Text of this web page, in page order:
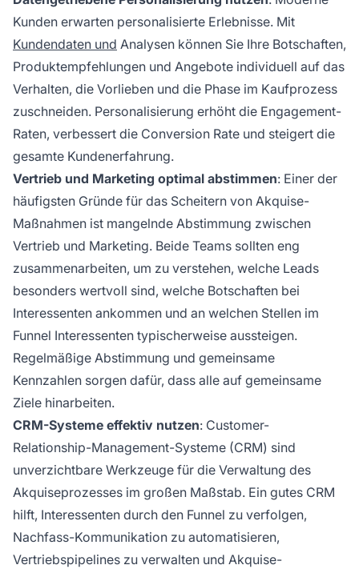
Kunden erwarten personalisierte Erlebnisse. Mit
Kundendaten und Analysen können Sie Ihre Botschaften,
Produktempfehlungen und Angebote individuell auf das
Verhalten, die Vorlieben und die Phase im Kaufprozess
zuschneiden. Personalisierung erhöht die Engagement-
Raten, verbessert die Conversion Rate und steigert die
gesamte Kundenerfahrung.
Vertrieb und Marketing optimal abstimmen: Einer der
häufigsten Gründe für das Scheitern von Akquise-
Maßnahmen ist mangelnde Abstimmung zwischen
Vertrieb und Marketing. Beide Teams sollten eng
zusammenarbeiten, um zu verstehen, welche Leads
besonders wertvoll sind, welche Botschaften bei
Interessenten ankommen und an welchen Stellen im
Funnel Interessenten typischerweise aussteigen.
Regelmäßige Abstimmung und gemeinsame
Kennzahlen sorgen dafür, dass alle auf gemeinsame
Ziele hinarbeiten.
CRM-Systeme effektiv nutzen: Customer-
Relationship-Management-Systeme (CRM) sind
unverzichtbare Werkzeuge für die Verwaltung des
Akquiseprozesses im großen Maßstab. Ein gutes CRM
hilft, Interessenten durch den Funnel zu verfolgen,
Nachfass-Kommunikation zu automatisieren,
Vertriebspipelines zu verwalten und Akquise-